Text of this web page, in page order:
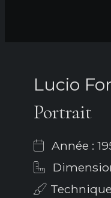
Lucio
Portrait
Année :